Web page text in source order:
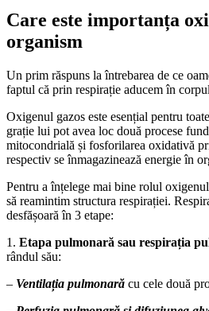
Care este importanța
organism
Un prim răspuns la întrebarea de ce
faptul că prin respirație aducem în
Oxigenul gazos este esențial pentru
grație lui pot avea loc două procese
mitocondrială și fosforilarea oxidativă
respectiv se înmagazinează energie în
Pentru a înțelege mai bine rolul
să reamintim structura respirației.
desfășoară în 3 etape:
1. Etapa pulmonară sau respirația
rândul său:
– Ventilația pulmonară cu cele două